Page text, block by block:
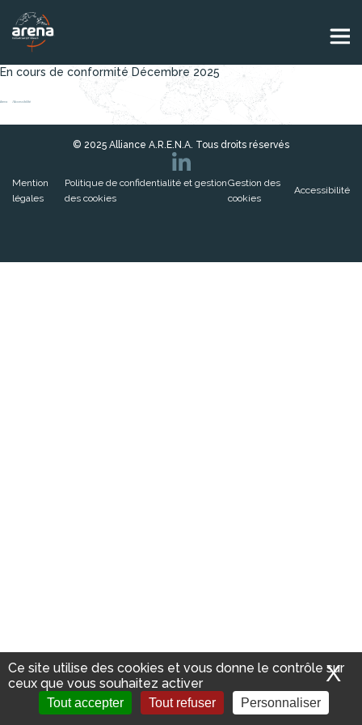
Ce site utilise des cookies et vous donne le contrôle sur
ceux que vous souhaitez activer
Tout accepter Tout refuser Personnaliser
X
ACCÉDER À
L'INTRANET
ACCÉDER AU
E-CATALOGUE
En cours de conformité Décembre 2025
Arena Accessibilité
© 2025 Alliance A.R.E.N.A. Tous droits réservés
Mention
légales
Politique de confidentialité et gestion
des cookies
Gestion des
cookies
Accessibilité